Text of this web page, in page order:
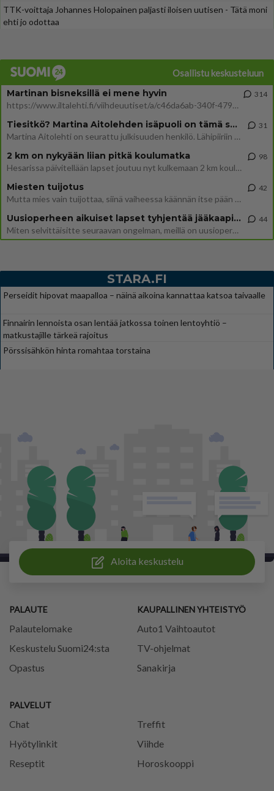
TTK-voittaja Johannes Holopainen paljasti iloisen uutisen - Tätä moni
ehti jo odottaa
Osallistu keskusteluun
Martinan bisneksillä ei mene hyvin
https://www.iltalehti.fi/viihdeuutiset/a/c46da6ab-340f-4790-aaa7-0865eed2336 Yrityksen konkurssihakemus on tullut kärä
314
Tiesitkö? Martina Aitolehden isäpuoli on tämä suosittu laulaja
Martina Aitolehti on seurattu julkisuuden henkilö. Lähipiiriin mahtuu muitakin tunnettuja henkilöitä. Tiesitkö, että Ma
31
2 km on nykyään liian pitkä koulumatka
Hesarissa päivitellään lapset joutuu nyt kulkemaan 2 km kouluun jösses. Ruostefillarilla tuo matka menee vaikka miten äk
98
Miesten tuijotus
Mutta mies vain tuijottaa, siinä vaiheessa käännän itse pään pois. Mikä juttu? Yleensä jos joku tuijottaa tai katsoo, hä
42
Uusioperheen aikuiset lapset tyhjentää jääkaapin käydessään
Miten selvittäisitte seuraavan ongelman, meillä on uusioperhe, minulla teini-ikäiset lapset ja puolisolla aikuiset, jotk
44
STARA.FI
Perseidit hipovat maapalloa – näinä aikoina kannattaa katsoa taivaalle
Finnairin lennoista osan lentää jatkossa toinen lentoyhtiö –
matkustajille tärkeä rajoitus
Pörssisähkön hinta romahtaa torstaina
Aloita keskustelu
PALAUTE
Palautelomake
Keskustelu Suomi24:sta
Opastus
PALVELUT
Chat
Treffit
Hyötylinkit
Viihde
Reseptit
Horoskooppi
KAUPALLINEN YHTEISTYÖ
Auto1 Vaihtoautot
TV-ohjelmat
Sanakirja